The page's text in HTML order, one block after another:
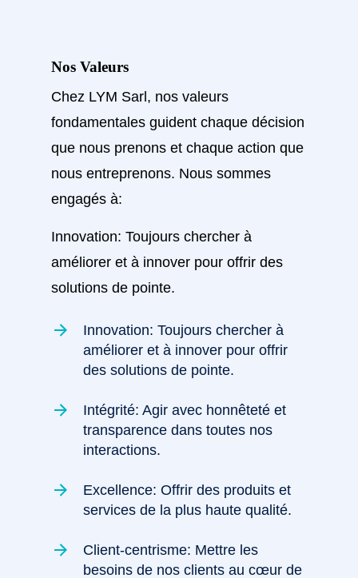
Nos Valeurs
Chez LYM Sarl, nos valeurs
fondamentales guident chaque décision
que nous prenons et chaque action que
nous entreprenons. Nous sommes
engagés à:
Innovation: Toujours chercher à
améliorer et à innover pour offrir des
solutions de pointe.
Innovation: Toujours chercher à
améliorer et à innover pour offrir
des solutions de pointe.
Intégrité: Agir avec honnêteté et
transparence dans toutes nos
interactions.
Excellence: Offrir des produits et
services de la plus haute qualité.
Client-centrisme: Mettre les
besoins de nos clients au cœur de